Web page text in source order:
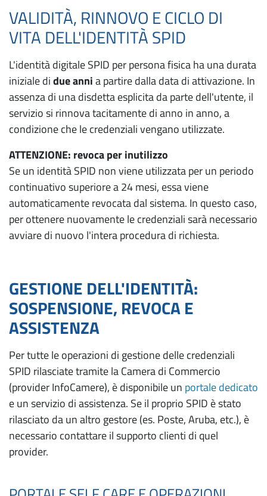
VALIDITÀ, RINNOVO E CICLO DI
VITA DELL'IDENTITÀ SPID
L'identità digitale SPID per persona fisica ha una durata
iniziale didue annia partire dalla data di attivazione. In
assenza di una disdetta esplicita da parte dell'utente, il
servizio si rinnova tacitamente di anno in anno, a
condizione che le credenziali vengano utilizzate.
ATTENZIONE: revoca per inutilizzo
Se un identità SPID non viene utilizzata per un periodo
continuativo superiore a 24 mesi, essa viene
automaticamente revocata dal sistema. In questo caso,
per ottenere nuovamente le credenziali sarà necessario
avviare di nuovo l'intera procedura di richiesta.
GESTIONE DELL'IDENTITÀ:
SOSPENSIONE, REVOCA E
ASSISTENZA
Per tutte le operazioni di gestione delle credenziali
SPID rilasciate tramite la Camera di Commercio
(provider InfoCamere), è disponibile un portale dedicato
e un servizio di assistenza. Se il proprio SPID è stato
rilasciato da un altro gestore (es. Poste, Aruba, etc.), è
necessario contattare il supporto clienti di quel
provider.